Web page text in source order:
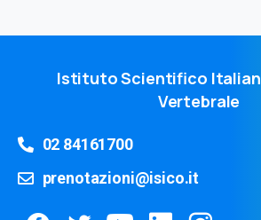
Istituto Scientifico
Vertebrale
02 84161700
prenotazioni@isico.it